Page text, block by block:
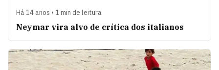
Há 14 anos • 1 min de leitura
Neymar vira alvo de crítica dos italianos